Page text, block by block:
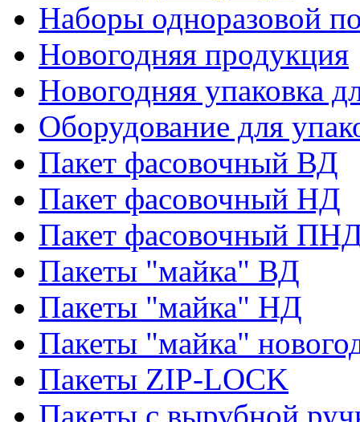
Наборы одноразовой
Новогодняя продукция
Новогодняя упаковка
Оборудование для
Пакет фасовочный ВД
Пакет фасовочный НД
Пакет фасовочный
Пакеты "майка" ВД
Пакеты "майка" НД
Пакеты "майка"
Пакеты ZIP-LOCK